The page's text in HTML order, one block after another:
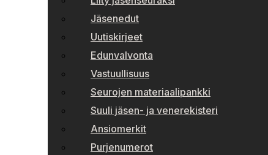
Jäsenedut
Uutiskirjeet
Edunvalvonta
Vastuullisuus
Seurojen materiaalipankki
Suuli jäsen- ja venerekisteri
Ansiomerkit
Purjenumerot